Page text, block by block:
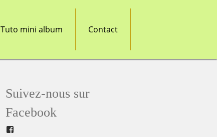
Tuto mini album Contact
Suivez-nous sur
Facebook